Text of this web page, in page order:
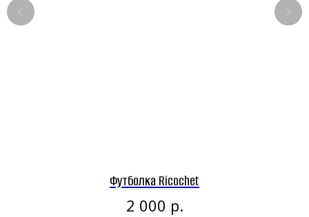
Футболка Ricochet
2 000 р.